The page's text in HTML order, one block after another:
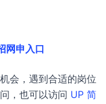
网申入口
会，遇到合适的岗位
，也可以访问 UP 简